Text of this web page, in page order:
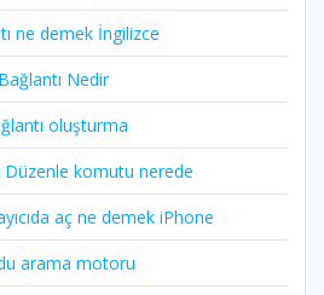
ne demek İngilizce
Bağlantı Nedir
oluşturma
Düzenle komutu nerede
aç ne demek iPhone
arama motoru